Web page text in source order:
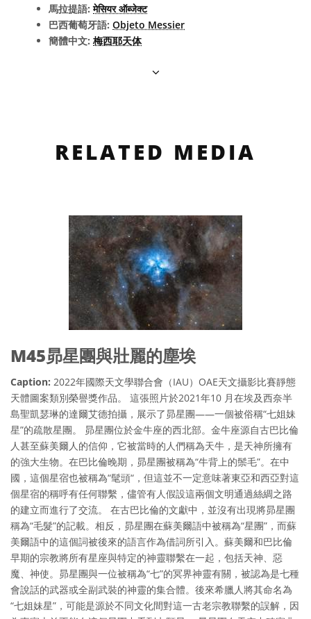
馬拉提語:मेसियर ऑब्जेक्ट
巴西葡萄牙語: Objeto Messier
簡體中文: 梅西耶天体
RELATED MEDIA
M45昴星團與壯麗的塵埃
Caption: 2022年國際天文學聯合會（IAU）OAE天文攝影比賽靜態
天體圖案類別榮譽獎作品。 這張照片於2021年10 月在埃及西奈半
島聖凱瑟琳的達爾艾德拍攝，展示了昴星團——一個被俗稱“七姐妹
星”的疏散星團。 昴星團位於金牛座的西北部。金牛座源自古巴比倫
人甚至蘇美爾人的信仰，它被當時的人們稱為天牛，是天神所擁有
的強大生物。在巴比倫晚期，昴星團被稱為“牛背上的鬃毛”。在中
國，這個星宿也被稱為“髦頭“，但這並不一定意味著東亞和西亞對這
個星宿的稱呼有任何聯繫，儘管有人假設這兩個文明通過絲綢之路
的建立而進行了交流。 在古巴比倫的文獻中，並沒有出現將昴星團
稱為“毛髮”的記載。相反，昴星團在蘇美爾語中被稱為“星團”，而蘇
美爾語中的這個詞被後來的語言作為借詞所引入。蘇美爾和巴比倫
早期的宗教將所有星座與特定的神靈聯繫在一起，包括天神、惡
魔、神使。昴星團與一位被稱為“七”的冥界神靈有關，被認為是七種
會說話的武器或全副武裝的神靈的集合體。後來希臘人將其命名為
“七姐妹星”，可能是源於不同文化間對這一古老宗教聯繫的誤解，因